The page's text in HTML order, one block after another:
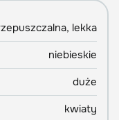
lekka
niebieskie
duże
kwiaty